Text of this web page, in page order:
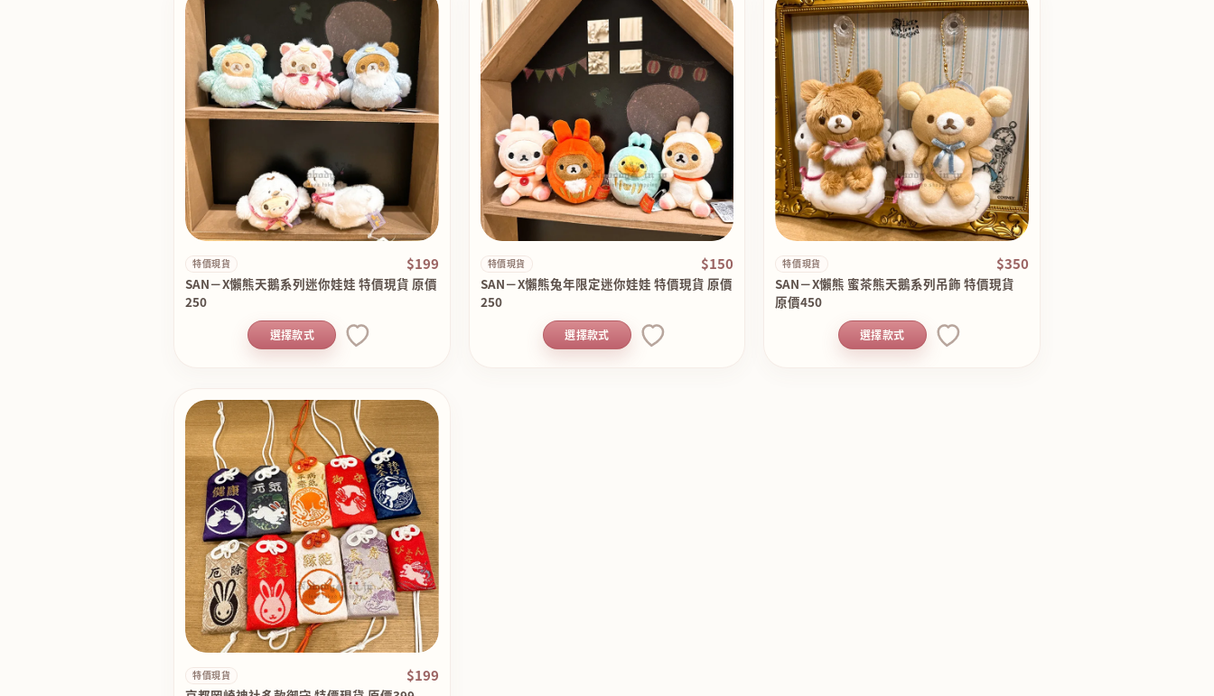
特價現貨 $199
SAN－X懶熊天鵝系列迷你娃娃 特價現貨 原價
250
選擇款式
特價現貨 $150
SAN－X懶熊兔年限定迷你娃娃 特價現貨 原價
250
選擇款式
特價現貨 $350
SAN－X懶熊 蜜茶熊天鵝系列吊飾 特價現貨
原價450
選擇款式
特價現貨 $199